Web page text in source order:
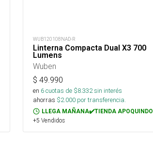
WUB120108NAD-R
Linterna Compacta Dual X3 700
Lumens
Wuben
$ 49.990
en 6cuotas de $8.332sin interés
ahorras $2.000 por transferencia.
LLEGA MAÑANA✔️TIENDA APOQUINDO
+5 Vendidos